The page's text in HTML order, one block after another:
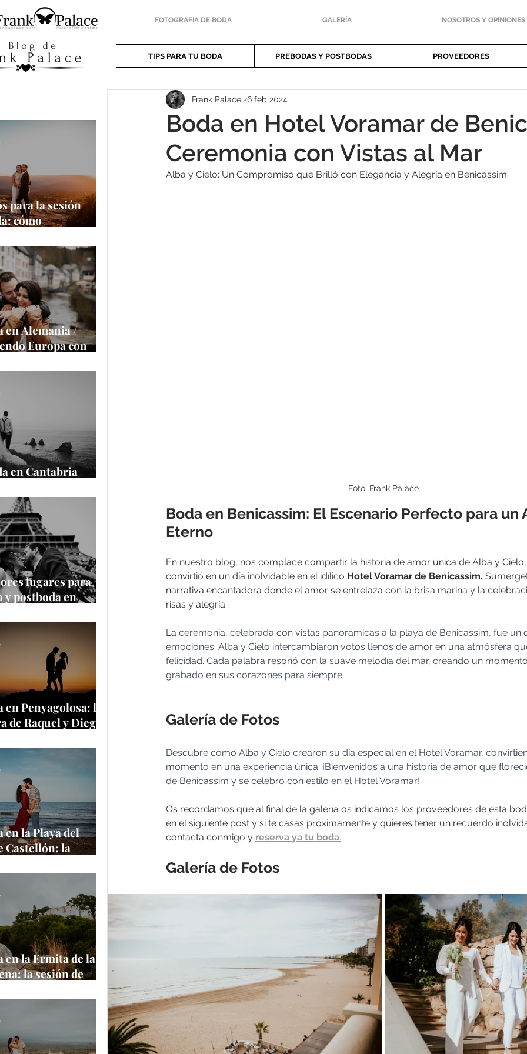
FOTOGRAFIA DE BODA GALERÍA NOSOTROS Y OPINIONES
TIPS PARA TU BODA PREBODAS Y POSTBODAS PROVEEDORES
para la sesión
cómo
oportunidad
cámara
en Alemania /
Europa con
en Cantabria
lugares para
y postboda en
en Penyagolosa: la
de Raquel y Diego
de Castellón
en la Playa del
Castellón: la
al
en la Ermita de la
la sesión de
más
de Castellón
Boda en Hotel Voramar de
Ceremonia con Vistas al Mar
Frank Palace26 feb 2024
Alba y Cielo: Un Compromiso que Brilló con Elegancia y Alegría en Benicassim
Foto: Frank Palace
Boda en Benicassim: El Escenario Perfecto para un
Eterno
En nuestro blog, nos complace compartir la historia de amor única de Alba y
convirtió en un día inolvidable en el idílico Hotel Voramar de Benicassim.
narrativa encantadora donde el amor se entrelaza con la brisa marina y la
risas y alegría.
La ceremonia, celebrada con vistas panorámicas a la playa de Benicassim, fue un
emociones. Alba y Cielo intercambiaron votos llenos de amor en una atmósfera
felicidad. Cada palabra resonó con la suave melodía del mar, creando un
grabado en sus corazones para siempre.
Galería de Fotos
Descubre cómo Alba y Cielo crearon su día especial en el Hotel Voramar,
momento en una experiencia única. ¡Bienvenidos a una historia de amor que
de Benicassim y se celebró con estilo en el Hotel Voramar!
Os recordamos que al final de la galería os indicamos los proveedores de esta
en el siguiente post y si te casas próximamente y quieres tener un recuerdo
contacta conmigo y reserva ya tu boda.
Galería de Fotos